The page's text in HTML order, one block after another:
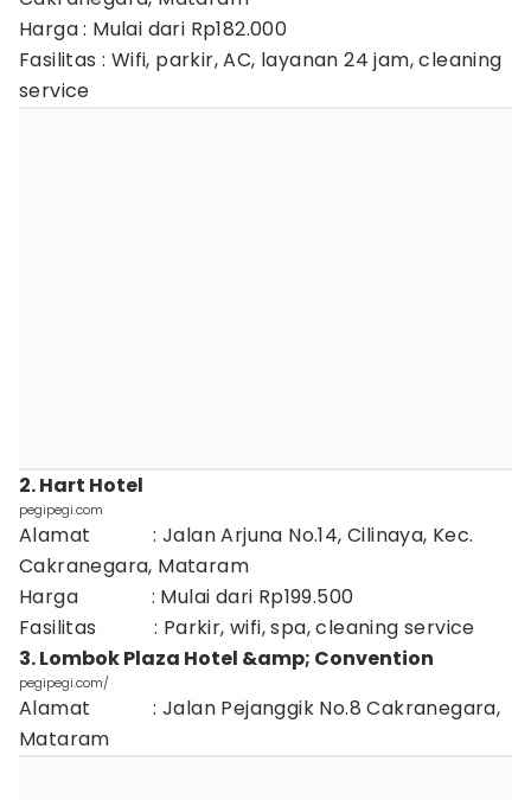
Harga : Mulai dari Rp182.000
Fasilitas : Wifi, parkir, AC, layanan 24 jam, cleaning
service
2. Hart Hotel
pegipegi.com
Alamat : Jalan Arjuna No.14, Cilinaya, Kec.
Cakranegara, Mataram
Harga : Mulai dari Rp199.500
Fasilitas : Parkir, wifi, spa, cleaning service
3. Lombok Plaza Hotel &amp; Convention
pegipegi.com/
Alamat : Jalan Pejanggik No.8 Cakranegara,
Mataram